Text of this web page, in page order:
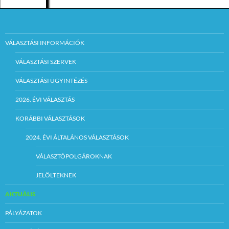
Az árverésen nyertes
ajánlattevővel az
számított 30 napon
belül kell szerződést
kötni.
Szerződéskötés
tervezett időpontja:
2017. augusztus 31.
Fizetési feltételek:
Az árverési eljárás
során meghatározott
pályázati induló ár a
képviselő-testület
által meghatározott
VÁLASZTÁSI INFORMÁCIÓK
VÁLASZTÁSI SZERVEK
VÁLASZTÁSI ÜGYINTÉZÉS
2026. ÉVI VÁLASZTÁS
KORÁBBI VÁLASZTÁSOK
2024. ÉVI ÁLTALÁNOS VÁLASZTÁSOK
VÁLASZTÓPOLGÁROKNAK
JELÖLTEKNEK
AKTUÁLIS
PÁLYÁZATOK